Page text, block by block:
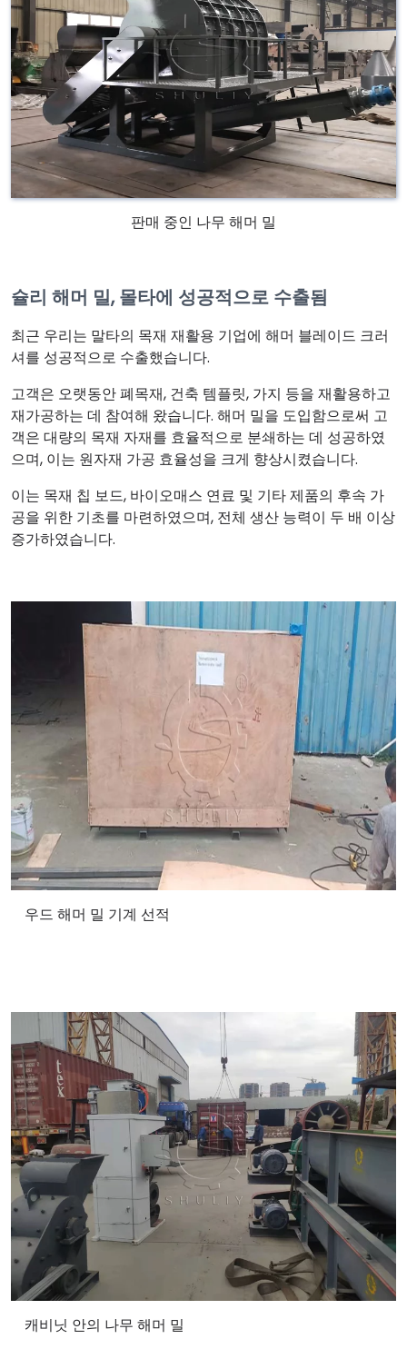
판매 중인 나무 해머 밀
슐리 해머 밀, 몰타에 성공적으로 수출됨
최근 우리는 말타의 목재 재활용 기업에 해머 블레이드 크러
셔를 성공적으로 수출했습니다.
고객은 오랫동안 폐목재, 건축 템플릿, 가지 등을 재활용하고
재가공하는 데 참여해 왔습니다. 해머 밀을 도입함으로써 고
객은 대량의 목재 자재를 효율적으로 분쇄하는 데 성공하였
으며, 이는 원자재 가공 효율성을 크게 향상시켰습니다.
이는 목재 칩 보드, 바이오매스 연료 및 기타 제품의 후속 가
공을 위한 기초를 마련하였으며, 전체 생산 능력이 두 배 이상
증가하였습니다.
우드 해머 밀 기계 선적
캐비닛 안의 나무 해머 밀